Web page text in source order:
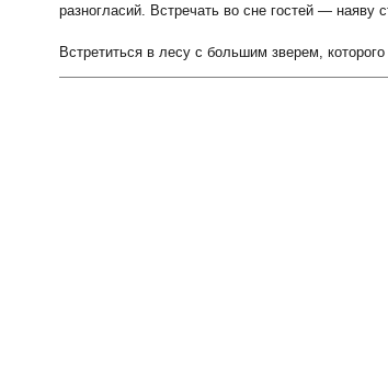
разногласий. Встречать во сне гостей — наяву
Встретиться в лесу с большим зверем,